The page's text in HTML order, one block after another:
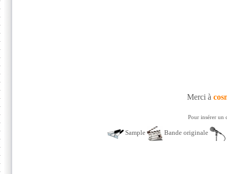
Merci à
Pour insérer un
Sample Bande originale